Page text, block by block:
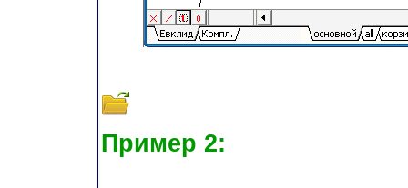
Пример 2: